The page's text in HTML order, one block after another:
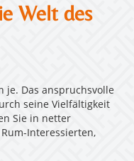
Welt des
je. Das anspruchsvolle
seine Vielfältigkeit
Sie in netter
Interessierten,